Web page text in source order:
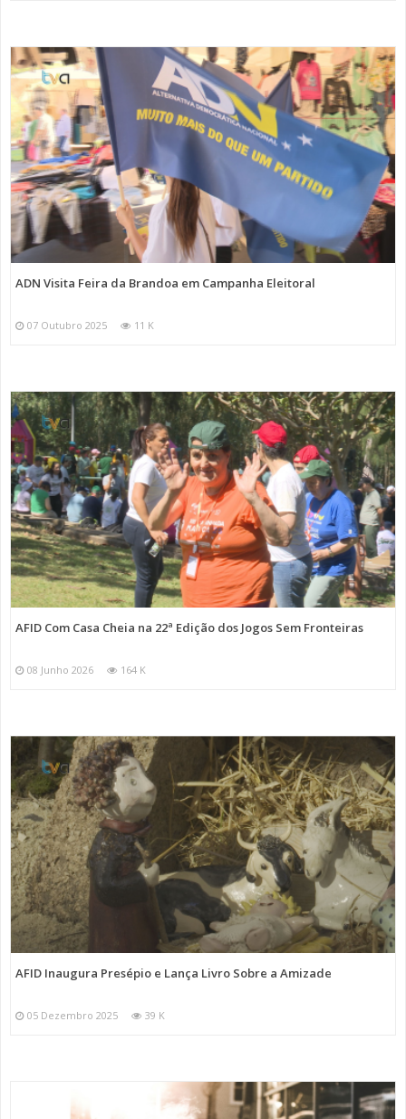
ADN Visita Feira da Brandoa em Campanha Eleitoral
07 Outubro 2025 11 K
AFID Com Casa Cheia na 22ª Edição dos Jogos Sem Fronteiras
08 Junho 2026 164 K
AFID Inaugura Presépio e Lança Livro Sobre a Amizade
05 Dezembro 2025 39 K